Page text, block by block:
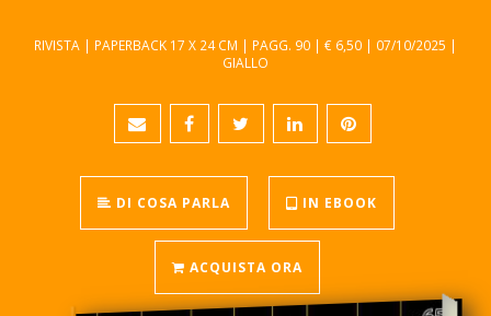
RIVISTA | PAPERBACK 17 X 24 CM | PAGG. 90 | € 6,50 | 07/10/2025 |
GIALLO
DI COSA PARLA IN EBOOK
ACQUISTA ORA